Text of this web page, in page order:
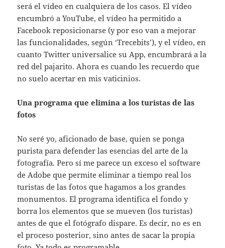
será el vídeo en cualquiera de los casos. El vídeo
encumbró a YouTube, el vídeo ha permitido a
Facebook reposicionarse (y por eso van a mejorar
las funcionalidades, según ‘Trecebits’), y el vídeo, en
cuanto Twitter universalice su App, encumbrará a la
red del pajarito. Ahora es cuando les recuerdo que
no suelo acertar en mis vaticinios.
Una programa que elimina a los turistas de las
fotos
No seré yo, aficionado de base, quien se ponga
purista para defender las esencias del arte de la
fotografía. Pero sí me parece un exceso el software
de Adobe que permite eliminar a tiempo real los
turistas de las fotos que hagamos a los grandes
monumentos. El programa identifica el fondo y
borra los elementos que se mueven (los turistas)
antes de que el fotógrafo dispare. Es decir, no es en
el proceso posterior, sino antes de sacar la propia